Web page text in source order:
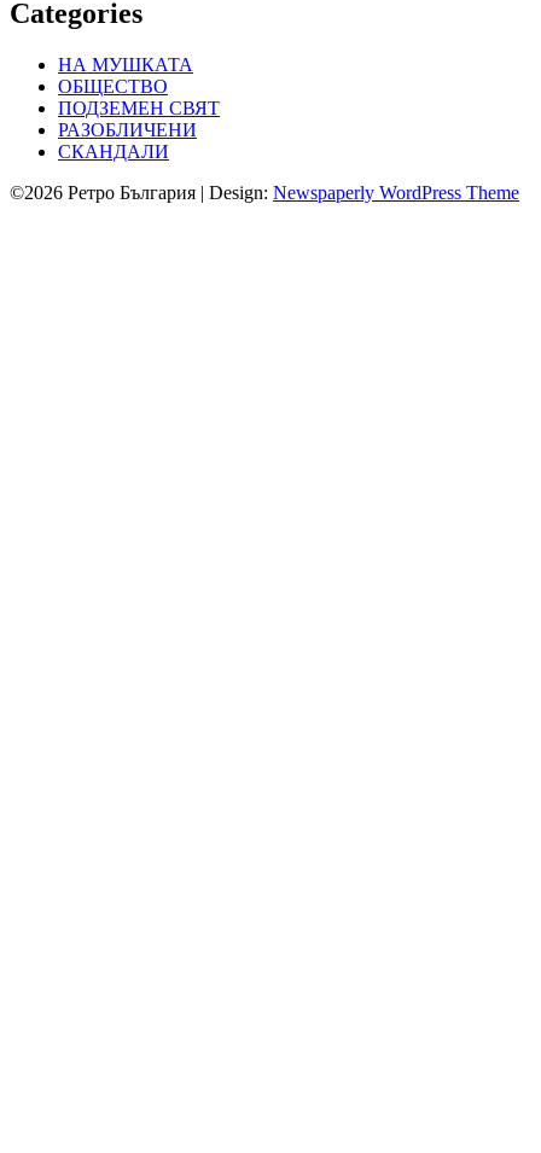
Categories
НА МУШКАТА
ОБЩЕСТВО
ПОДЗЕМЕН СВЯТ
РАЗОБЛИЧЕНИ
СКАНДАЛИ
©2026 Ретро България | Design: Newspaperly WordPress Theme